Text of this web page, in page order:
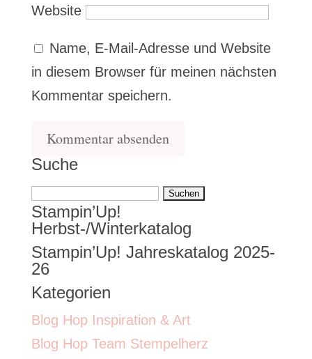
Website
Name, E-Mail-Adresse und Website
in diesem Browser für meinen nächsten
Kommentar speichern.
Suche
Suchen
nach:
Stampin’Up!
Herbst-/Winterkatalog
Stampin’Up! Jahreskatalog 2025-
26
Kategorien
Blog Hop Inspiration & Art
Blog Hop Team Stempelherz